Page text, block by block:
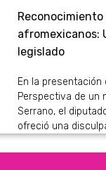
afromexicanos:
legislado
En la presentación
Perspectiva de un
Serrano, el
ofreció una